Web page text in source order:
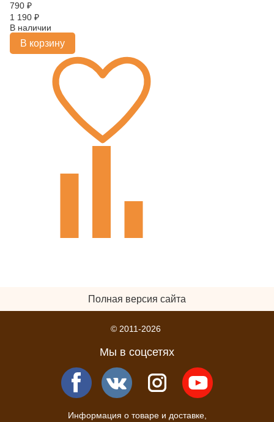
790 ₽
1 190 ₽
В наличии
В корзину
Полная версия сайта
© 2011-2026
Мы в соцсетях
Информация о товаре и доставке,